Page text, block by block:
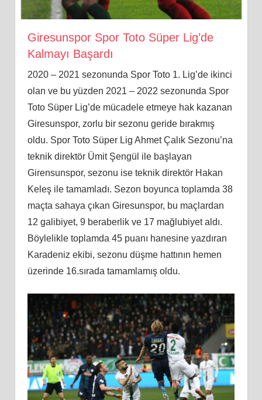
Giresunspor Spor Toto Süper Lig’de
Kalmayı Başardı
2020 – 2021 sezonunda Spor Toto 1. Lig’de ikinci
olan ve bu yüzden 2021 – 2022 sezonunda Spor
Toto Süper Lig’de mücadele etmeye hak kazanan
Giresunspor, zorlu bir sezonu geride bırakmış
oldu. Spor Toto Süper Lig Ahmet Çalık Sezonu’na
teknik direktör Ümit Şengül ile başlayan
Girensunspor, sezonu ise teknik direktör Hakan
Keleş ile tamamladı. Sezon boyunca toplamda 38
maçta sahaya çıkan Giresunspor, bu maçlardan
12 galibiyet, 9 beraberlik ve 17 mağlubiyet aldı.
Böylelikle toplamda 45 puanı hanesine yazdıran
Karadeniz ekibi, sezonu düşme hattının hemen
üzerinde 16.sırada tamamlamış oldu.